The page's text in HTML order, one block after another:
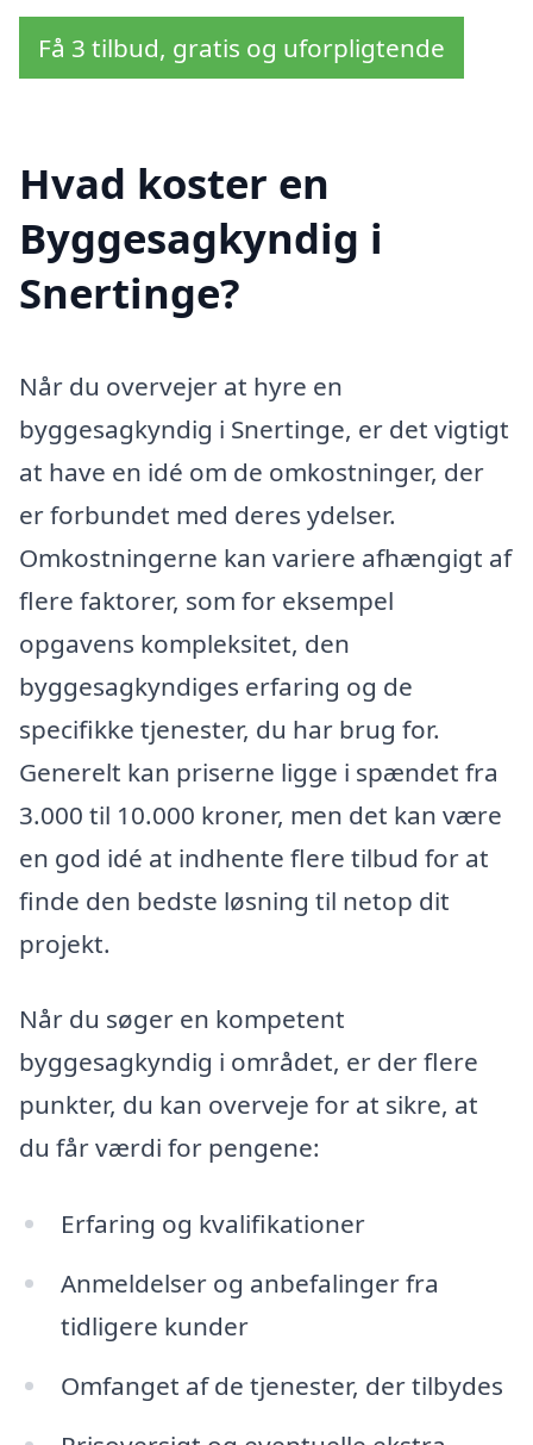
Få 3 tilbud, gratis og uforpligtende
Hvad koster en
Byggesagkyndig i
Snertinge?
Når du overvejer at hyre en
byggesagkyndig i Snertinge, er det vigtigt
at have en idé om de omkostninger, der
er forbundet med deres ydelser.
Omkostningerne kan variere afhængigt af
flere faktorer, som for eksempel
opgavens kompleksitet, den
byggesagkyndiges erfaring og de
specifikke tjenester, du har brug for.
Generelt kan priserne ligge i spændet fra
3.000 til 10.000 kroner, men det kan være
en god idé at indhente flere tilbud for at
finde den bedste løsning til netop dit
projekt.
Når du søger en kompetent
byggesagkyndig i området, er der flere
punkter, du kan overveje for at sikre, at
du får værdi for pengene:
Erfaring og kvalifikationer
Anmeldelser og anbefalinger fra
tidligere kunder
Omfanget af de tjenester, der tilbydes